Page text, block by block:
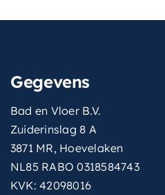
Gegevens
Bad en Vloer B.V.
Zuiderinslag 8 A
3871 MR, Hoevelaken
NL85 RABO 0318584743
KVK: 42098016